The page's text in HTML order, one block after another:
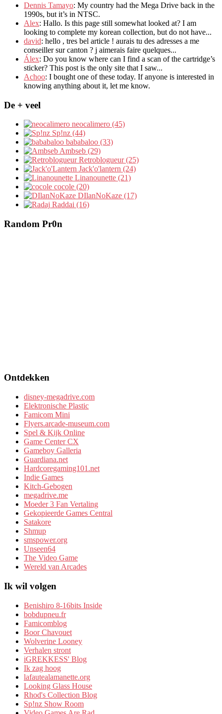
Dennis Tamayo: My country had the Mega Drive back in the
1990s, but it’s in NTSC.
Alex: Hallo. Is this page still somewhat looked at? I am
looking to complete my korean collection, but do not have...
david: hello , tres bel article ! aurais tu des adresses a me
conseiller sur canton ? j aimerais faire quelques...
Álex: Do you know where can I find a scan of the cartridge’s
sticker? This post is the only site that I saw...
Achoo: I bought one of these today. If anyone is interested in
knowing anything about it, let me know.
De + veel
neocalimero (45)
Sp!nz (44)
bababaloo (33)
Ambseb (29)
Retroblogueur (25)
Jack'o'lantern (24)
Linanounette (21)
cocole (20)
DIlanNoKaze (17)
Raddai (16)
Random Pr0n
Ontdekken
disney-megadrive.com
Elektronische Plastic
Famicom Mini
Flyers.arcade-museum.com
Spel & Kijk Online
Game Center CX
Gameboy Galleria
Guardiana.net
Hardcoregaming101.net
Indie Games
Kitch-Gebogen
megadrive.me
Moeder 3 Fan Vertaling
Gekopieerde Games Central
Satakore
Shmup
smspower.org
Unseen64
The Video Game
Wereld van Arcades
Ik wil volgen
Benishiro 8-16bits Inside
bobdupneu.fr
Famicomblog
Boor Chavouet
Wolverine Looney
Verhalen stront
iGREKKESS' Blog
Ik zag hoog
lafautealamanette.org
Looking Glass House
Rhod's Collection Blog
Sp!nz Show Room